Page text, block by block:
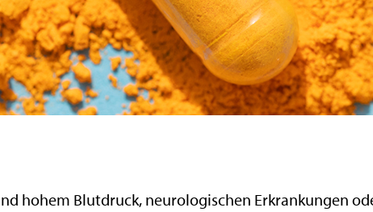
hohem Blutdruck​, neurologischen Erkrankungen